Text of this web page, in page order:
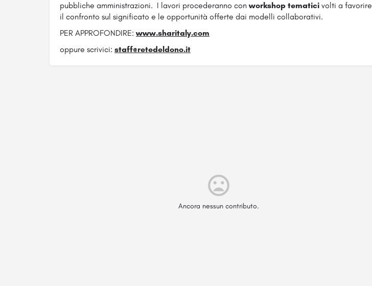
pubbliche amministrazioni. I lavori procederanno conworkshop tematici volti a favorire
il confronto sul significato e le opportunità offerte dai modelli collaborativi.
PER APPROFONDIRE:www.sharitaly.com
oppure scrivici: staff@retedeldono.it
Ancora nessun contributo.